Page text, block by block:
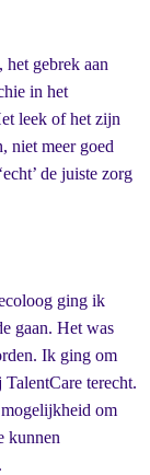
gebrek aan
in het
leek of het zijn
niet meer goed
de juiste zorg
ging ik
gaan. Het was
Ik ging om
terecht.
mogelijkheid om
kunnen